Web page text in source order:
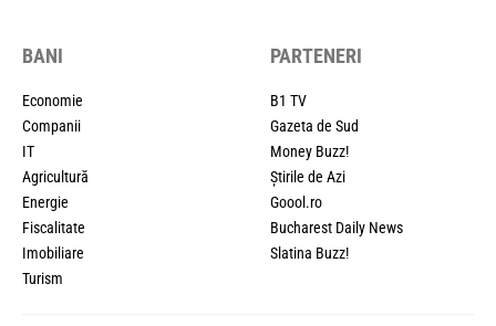
BANI
Economie
Companii
IT
Agricultură
Energie
Fiscalitate
Imobiliare
Turism
PARTENERI
B1 TV
Gazeta de Sud
Money Buzz!
Știrile de Azi
Goool.ro
Bucharest Daily News
Slatina Buzz!